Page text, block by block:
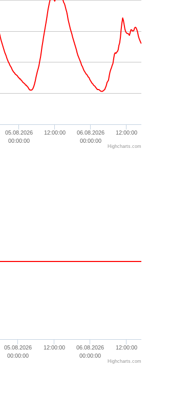
05.08.2026
00:00:00
12:00:00
06.08.2026
00:00:00
12:00:00
Highcharts.com
05.08.2026
00:00:00
12:00:00
06.08.2026
00:00:00
12:00:00
Highcharts.com